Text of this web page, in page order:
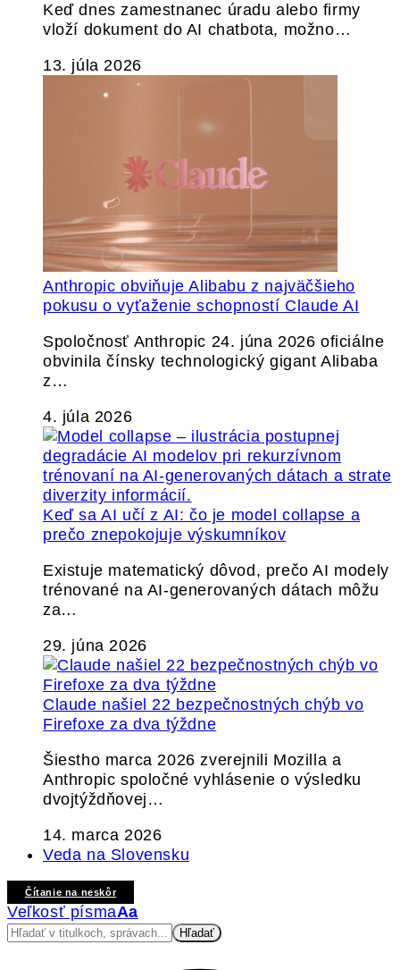
Keď dnes zamestnanec úradu alebo firmy
vloží dokument do AI chatbota, možno…
13. júla 2026
Anthropic obviňuje Alibabu z najväčšieho
pokusu o vyťaženie schopností Claude AI
Spoločnosť Anthropic 24. júna 2026 oficiálne
obvinila čínsky technologický gigant Alibaba
z…
4. júla 2026
Keď sa AI učí z AI: čo je model collapse a
prečo znepokojuje výskumníkov
Existuje matematický dôvod, prečo AI modely
trénované na AI-generovaných dátach môžu
za…
29. júna 2026
Claude našiel 22 bezpečnostných chýb vo
Firefoxe za dva týždne
Šiestho marca 2026 zverejnili Mozilla a
Anthropic spoločné vyhlásenie o výsledku
dvojtýždňovej…
14. marca 2026
Veda na Slovensku
Čítanie na neskôr
Veľkosť písmaAa